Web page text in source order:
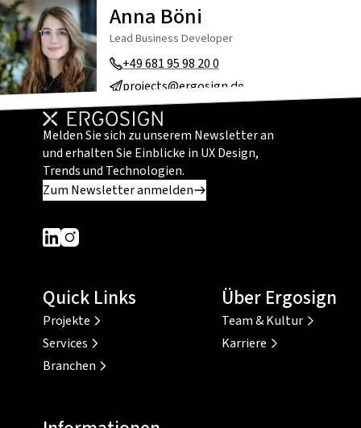
Anna Böni
Lead Business Developer
+49 681 95 98 20 0
projects@ergosign.de
Melden Sie sich zu unserem Newsletter an
und erhalten Sie Einblicke in UX Design,
Trends und Technologien.
Zum Newsletter anmelden
Dieser Link führt zu einer externen Seite
Dieser Link führt zu einer externen Seite
Quick Links
Projekte
Services
Branchen
Über Ergosign
Team & Kultur
Karriere